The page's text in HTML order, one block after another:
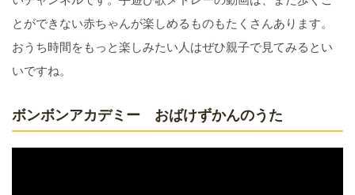
とができない赤ちゃんが楽しめるものもたくさんあります。
おうち時間をもっと楽しみたい人はぜひ親子で見てみるとい
いですね。
ボンボンアカデミー おばけずかんのうた